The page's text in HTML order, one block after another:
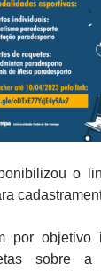
o
por objetivo
sobre a